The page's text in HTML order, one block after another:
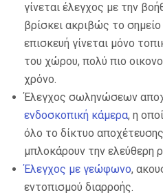
γίνεται έλεγχος με την
βρίσκει ακριβώς το
επισκευή γίνεται μόνο
του χώρου, πολύ πιο
χρόνο.
Έλεγχος σωληνώσεων
ενδοσκοπική κάμερα, η
όλο το δίκτυο αποχέτευσης
μπλοκάρουν την ελεύθερη
Έλεγχος με γεώφωνο,
εντοπισμού διαρροής.